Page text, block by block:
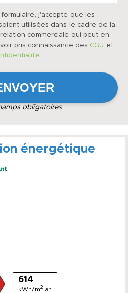
formulaire, j'accepte que les
utilisées dans le cadre de la
commerciale qui peut en
pris connaissance des CGU et
obligatoires
énergétique
614
kWh/m2 .an